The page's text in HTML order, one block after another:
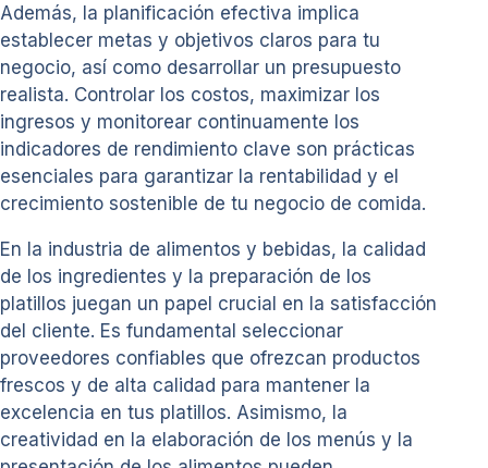
Además, la planificación efectiva implica
establecer metas y objetivos claros para tu
negocio, así como desarrollar un presupuesto
realista. Controlar los costos, maximizar los
ingresos y monitorear continuamente los
indicadores de rendimiento clave son prácticas
esenciales para garantizar la rentabilidad y el
crecimiento sostenible de tu negocio de comida.
En la industria de alimentos y bebidas, la calidad
de los ingredientes y la preparación de los
platillos juegan un papel crucial en la satisfacción
del cliente. Es fundamental seleccionar
proveedores confiables que ofrezcan productos
frescos y de alta calidad para mantener la
excelencia en tus platillos. Asimismo, la
creatividad en la elaboración de los menús y la